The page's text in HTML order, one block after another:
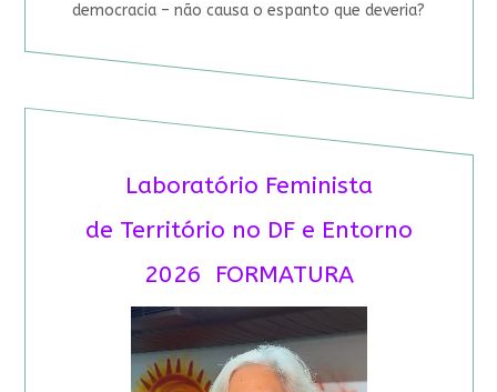
democracia – não causa o espanto que deveria?
Laboratório Feminista
de Território no DF e Entorno
2026 FORMATURA